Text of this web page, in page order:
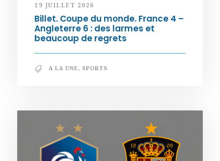
19 JUILLET 2026
Billet. Coupe du monde. France 4 –
Angleterre 6 : des larmes et
beaucoup de regrets
A LA UNE, SPORTS